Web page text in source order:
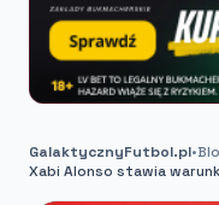
GalaktycznyFutbol.pl•
Xabi Alonso stawia